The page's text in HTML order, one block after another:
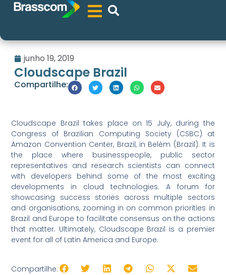
junho 19, 2019
Cloudscape Brazil
Compartilhe:
Cloudscape Brazil takes place on 15 July, during the
Congress of Brazilian Computing Society (CSBC) at
Amazon Convention Center, Brazil, in Belém (Brazil). It is
the place where businesspeople, public sector
representatives and research scientists can connect
with developers behind some of the most exciting
developments in cloud technologies. A forum for
showcasing success stories across multiple sectors
and organisations, zooming in on common priorities in
Brazil and Europe to facilitate consensus on the actions
that matter. Ultimately, Cloudscape Brazil is a premier
event for all of Latin America and Europe.
Compartilhe: